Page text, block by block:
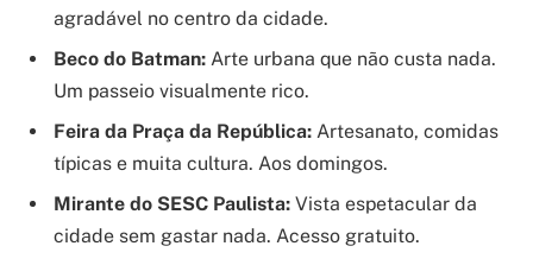
agradável no centro da cidade.
Beco do Batman: Arte urbana que não custa nada.
Um passeio visualmente rico.
Feira da Praça da República: Artesanato, comidas
típicas e muita cultura. Aos domingos.
Mirante do SESC Paulista: Vista espetacular da
cidade sem gastar nada. Acesso gratuito.